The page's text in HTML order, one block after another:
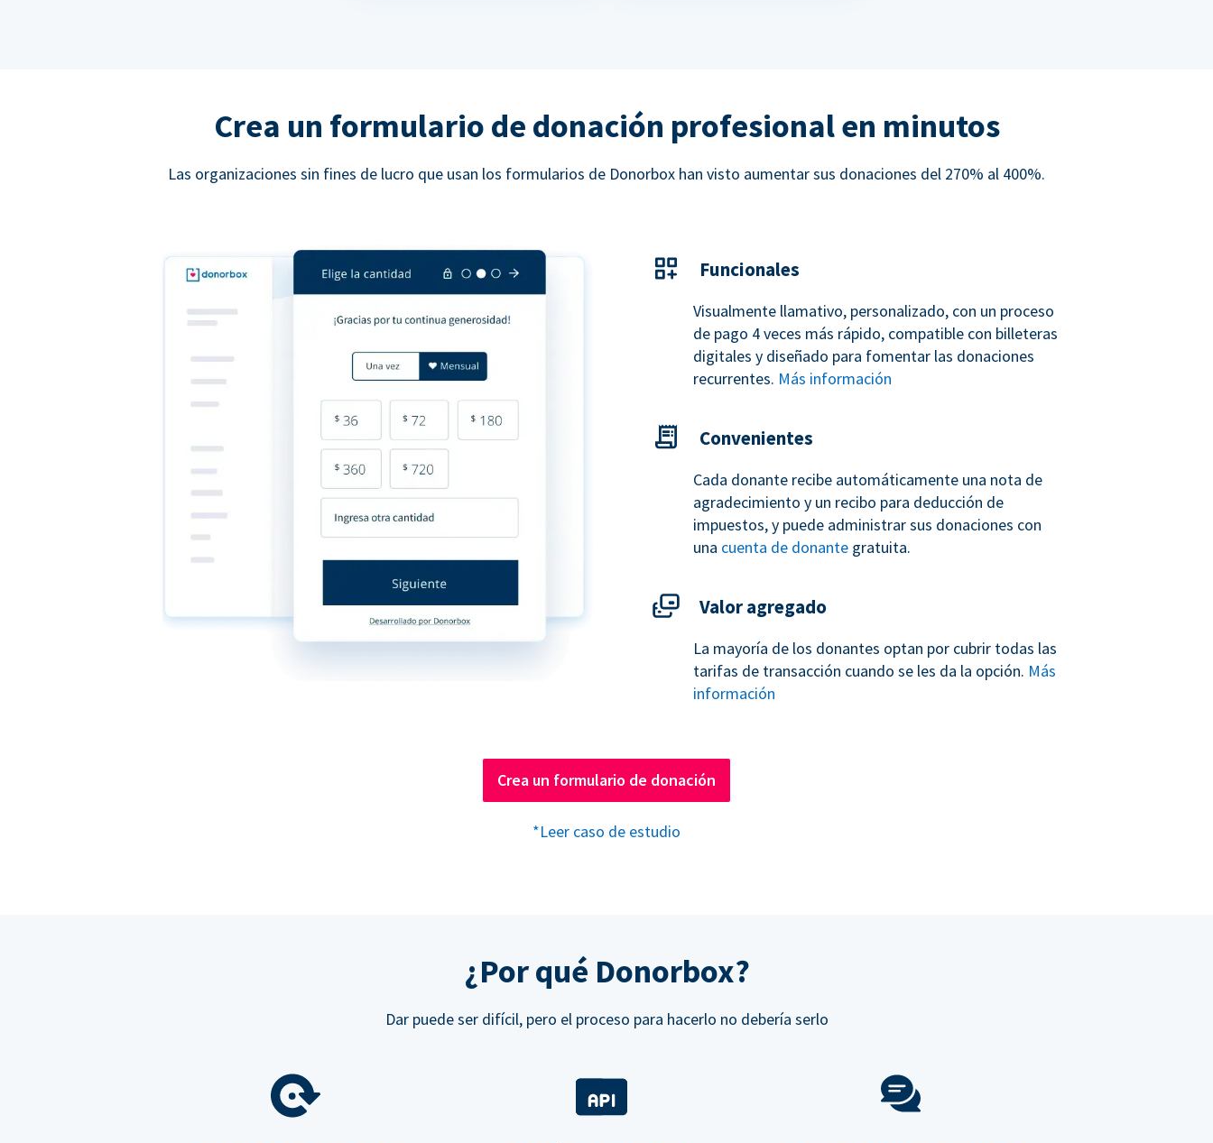
Crea un formulario de donación profesional en minutos
Las organizaciones sin fines de lucro que usan los formularios de Donorbox han visto aumentar sus donaciones del 270% al 400%.
Funcionales
Visualmente llamativo, personalizado, con un proceso
de pago 4 veces más rápido, compatible con billeteras
digitales y diseñado para fomentar las donaciones
recurrentes. Más información
Convenientes
Cada donante recibe automáticamente una nota de
agradecimiento y un recibo para deducción de
impuestos, y puede administrar sus donaciones con
una cuenta de donante gratuita.
Valor agregado
La mayoría de los donantes optan por cubrir todas las
tarifas de transacción cuando se les da la opción. Más
información
Crea un formulario de donación
*Leer caso de estudio
¿Por qué Donorbox?
Dar puede ser difícil, pero el proceso para hacerlo no debería serlo